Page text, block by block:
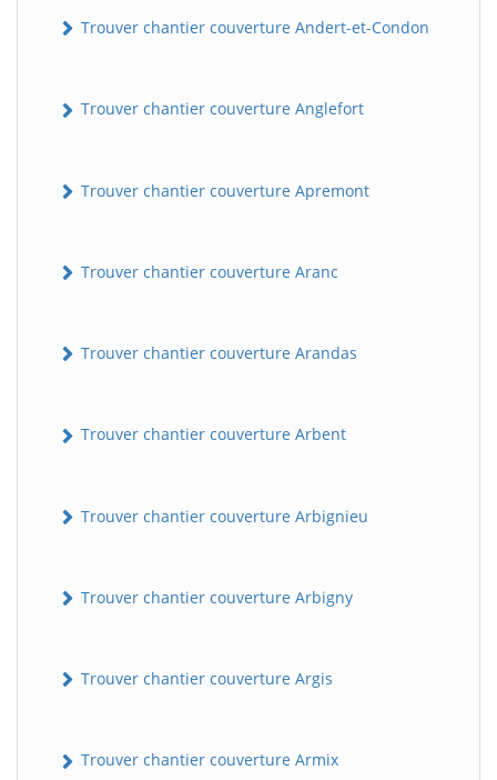
Trouver chantier couverture Andert-et-Condon
Trouver chantier couverture Anglefort
Trouver chantier couverture Apremont
Trouver chantier couverture Aranc
Trouver chantier couverture Arandas
Trouver chantier couverture Arbent
Trouver chantier couverture Arbignieu
Trouver chantier couverture Arbigny
Trouver chantier couverture Argis
Trouver chantier couverture Armix